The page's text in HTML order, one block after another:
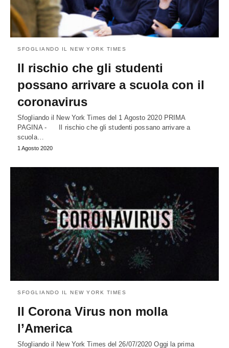
SFOGLIANDO IL NEW YORK TIMES
Il rischio che gli studenti
possano arrivare a scuola con il
coronavirus
Sfogliando il New York Times del 1 Agosto 2020 PRIMA
PAGINA - Il rischio che gli studenti possano arrivare a
scuola…
1 Agosto 2020
SFOGLIANDO IL NEW YORK TIMES
Il Corona Virus non molla
l’America
Sfogliando il New York Times del 26/07/2020 Oggi la prima